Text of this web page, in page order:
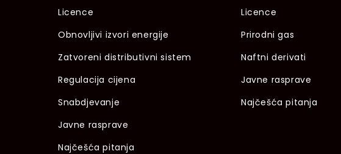
Licence
Obnovljivi izvori energije
Zatvoreni distributivni sistem
Regulacija cijena
Snabdjevanje
Javne rasprave
Najčešća pitanja
Licence
Prirodni gas
Naftni derivati
Javne rasprave
Najčešća pitanja